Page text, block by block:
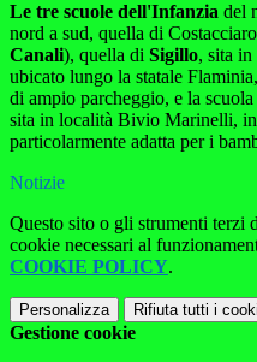
Le tre scuole dell'Infanzia del
nord a sud, quella di
Canali), quella di Sigillo, sita
ubicato lungo la statale
di ampio parcheggio, e la
sita in località Bivio Marinelli, in
particolarmente adatta per i
Notizie
Questo sito o gli strumenti terzi
cookie necessari al
COOKIE POLICY.
Personalizza Rifiuta tutti i
Gestione cookie